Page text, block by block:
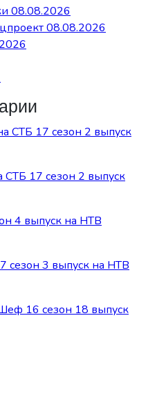
08.08.2026
08.08.2026
СТБ 17 сезон 2 выпуск
17 сезон 2 выпуск
4 выпуск на НТВ
сезон 3 выпуск на НТВ
16 сезон 18 выпуск